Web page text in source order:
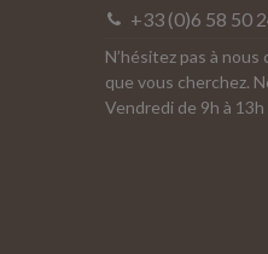
+33 (0)6 58 50
N’hésitez pas à
que vous cherchez.
Vendredi de 9h à